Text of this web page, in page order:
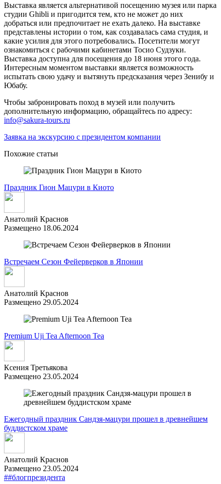
Выставка является альтернативой посещению музея или парка
студии Ghibli и пригодится тем, кто не может до них
добраться или предпочитает не ехать далеко. На выставке
представлены истории о том, как создавалась сама студия, и
какие усилия для этого потребовались. Посетители могут
ознакомиться с рабочими кабинетами Тосио Судзуки.
Выставка доступна для посещения до 18 июня этого года.
Интересным моментом выставки является возможность
испытать свою удачу и вытянуть предсказания через Зенибу и
Юбабу.
Чтобы забронировать поход в музей или получить
дополнительную информацию, обращайтесь по адресу:
info@sakura-tours.ru
Заявка на экскурсию с президентом компании
Похожие статьи
Праздник Гион Мацури в Киото
Анатолий Краснов
Размещено 18.06.2024
Встречаем Сезон Фейерверков в Японии
Анатолий Краснов
Размещено 29.05.2024
Premium Uji Tea Afternoon Tea
Ксения Третьякова
Размещено 23.05.2024
Ежегодный праздник Сандзя-мацури прошел в древнейшем
буддистском храме
Анатолий Краснов
Размещено 23.05.2024
##блогпрезидента